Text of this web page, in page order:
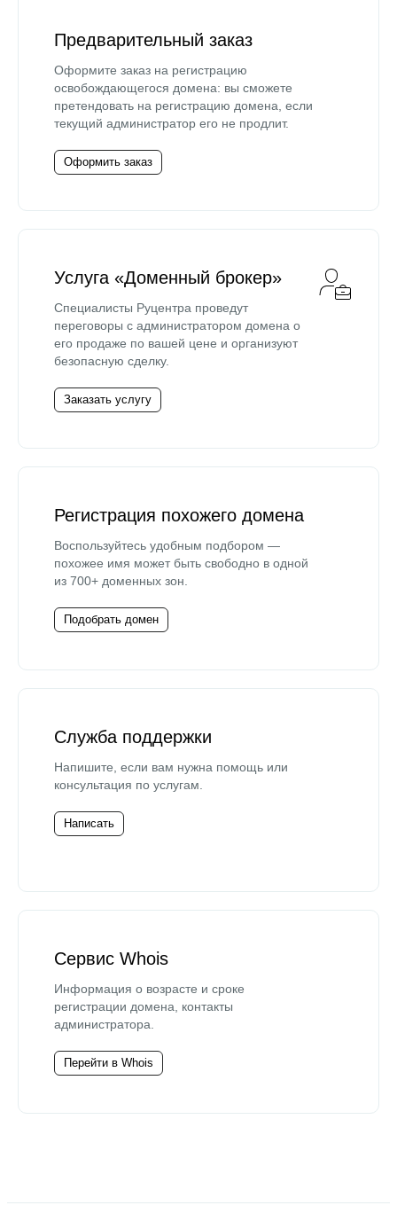
Предварительный заказ
Оформите заказ на регистрацию
освобождающегося домена: вы сможете
претендовать на регистрацию домена, если
текущий администратор его не продлит.
Оформить заказ
Услуга «Доменный брокер»
Специалисты Руцентра проведут
переговоры с администратором домена о
его продаже по вашей цене и организуют
безопасную сделку.
Заказать услугу
Регистрация похожего домена
Воспользуйтесь удобным подбором —
похожее имя может быть свободно в одной
из 700+ доменных зон.
Подобрать домен
Служба поддержки
Напишите, если вам нужна помощь или
консультация по услугам.
Написать
Сервис Whois
Информация о возрасте и сроке
регистрации домена, контакты
администратора.
Перейти в Whois